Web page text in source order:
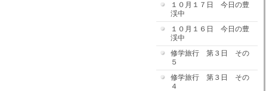
１０月１７日 今日の豊
渓中
１０月１６日 今日の豊
渓中
修学旅行 第３日 その
５
修学旅行 第３日 その
４